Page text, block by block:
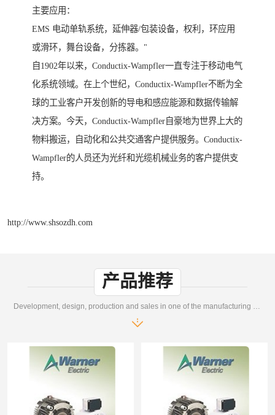
主要应用：
EMS 电动单轨系统，延伸器/包装设备，权利，环应用
或滑环，舞台设备，分拣器。"
自1902年以来，Conductix-Wampfler一直专注于移动电气
化系统领域。在上个世纪，Conductix-Wampfler不断为全
球的工业客户开发创新的导电和感应能源和数据传输解
决方案。今天，Conductix-Wampfler自豪地为世界上大的
物料搬运，自动化和公共交通客户提供服务。Conductix-
Wampfler的人员还为光纤和光缆机械业务的客户提供支
持。
http://www.shsozdh.com
产品推荐